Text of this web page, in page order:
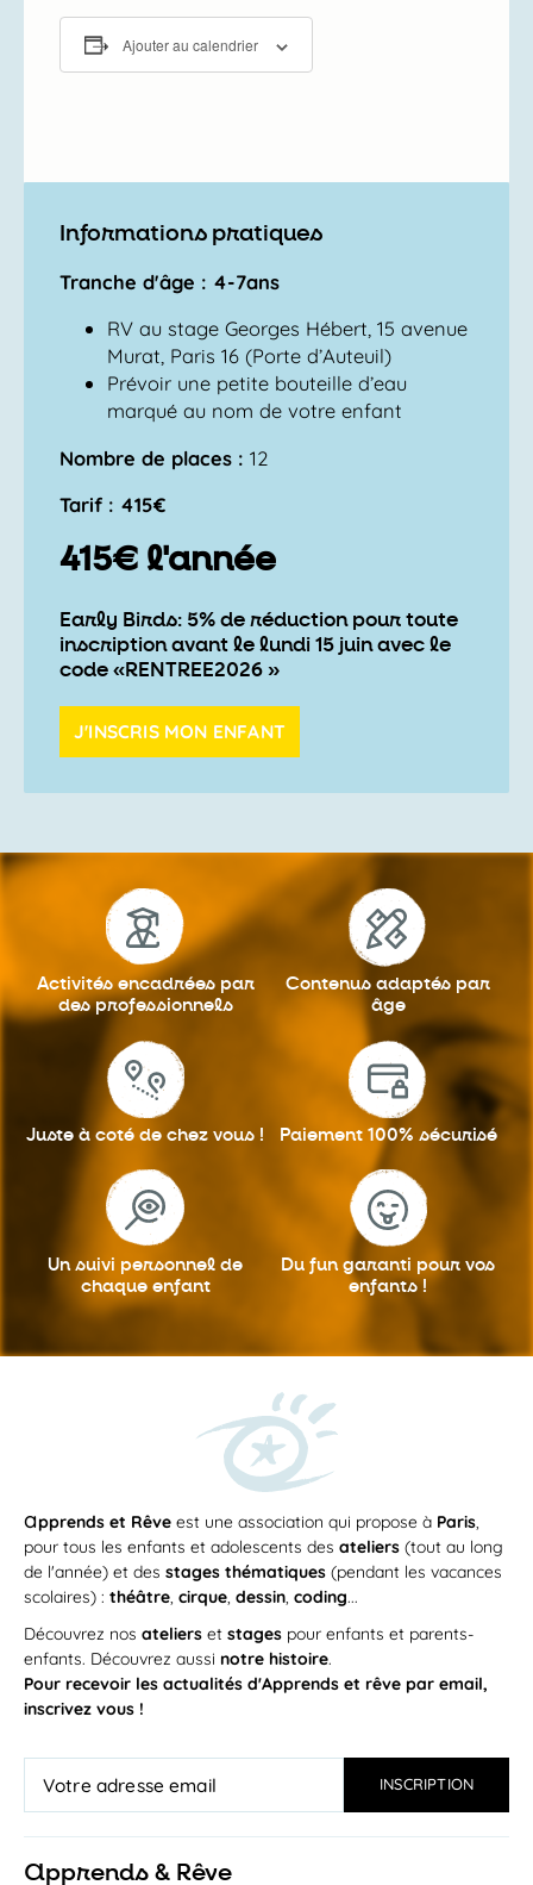
Ajouter au calendrier
Informations pratiques
Tranche d'âge : 4-7ans
RV au stage Georges Hébert, 15 avenue
Murat, Paris 16 (Porte d’Auteuil)
Prévoir une petite bouteille d’eau
marqué au nom de votre enfant
Nombre de places : 12
Tarif : 415€
415€ l'année
Early Birds: 5% de réduction pour toute
inscription avant le lundi 15 juin avec le
code «RENTREE2026 »
J'INSCRIS MON ENFANT
Activités encadrées par
des professionnels
Contenus adaptés par
âge
Juste à coté de chez vous ! Paiement 100% sécurisé
Un suivi personnel de
chaque enfant
Du fun garanti pour vos
enfants !
apprends et Rêve est une association qui propose à Paris,
pour tous les enfants et adolescents des ateliers (tout au long
de l'année) et des stages thématiques (pendant les vacances
scolaires) : théâtre, cirque, dessin, coding...
Découvrez nos ateliers et stages pour enfants et parents-
enfants. Découvrez aussi notre histoire.
Pour recevoir les actualités d'Apprends et rêve par email,
inscrivez vous !
apprends & Rêve